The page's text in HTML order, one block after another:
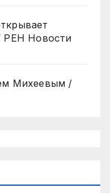
РЕН Новости
Михеевым /